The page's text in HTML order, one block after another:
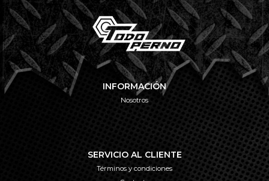
INFORMACIÓN
Nosotros
SERVICIO AL CLIENTE
Términos y condiciones